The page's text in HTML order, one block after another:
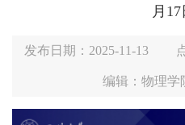
月17
发布日期：2025-11-13
编辑：物理学